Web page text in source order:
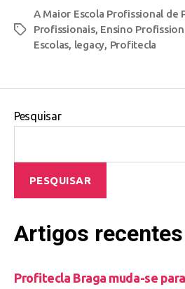
A Maior Escola Profissional de
Profissionais, Ensino
Escolas, legacy, Profitecla
Pesquisar
PESQUISAR
Artigos recentes
Profitecla Braga muda-se